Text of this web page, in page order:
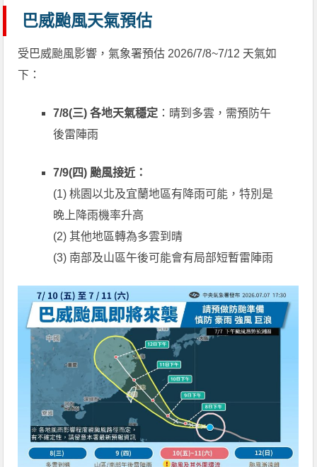
巴威颱風天氣預估
受巴威颱風影響，氣象署預估 2026/7/8~7/12 天氣如
下：
7/8(三) 各地天氣穩定 ：晴到多雲，需預防午
後雷陣雨
7/9(四) 颱風接近：
(1) 桃園以北及宜蘭地區有降雨可能，特別是
晚上降雨機率升高
(2) 其他地區轉為多雲到晴
(3) 南部及山區午後可能會有局部短暫雷陣雨